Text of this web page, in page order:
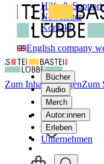
Hilfe & Support
Newsletter
Kontakt
English company
Bücher
Audio
Merch
Autor:innen
Erleben
Unternehmen
Zum Inhalt springenZum